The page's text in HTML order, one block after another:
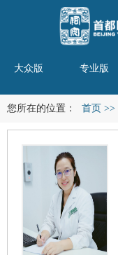
大众版 专业版
您所在的位置： 首页 >>